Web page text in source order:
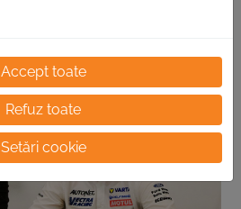
Accept toate
Refuz toate
Setări cookie